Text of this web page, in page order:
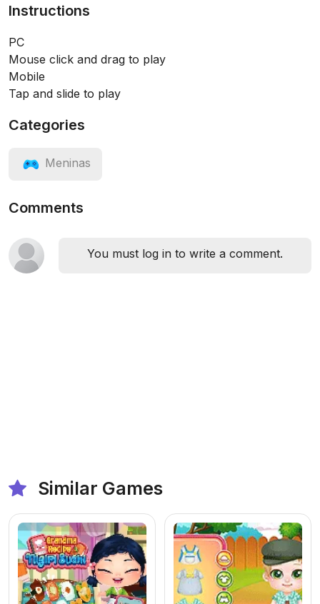
Instructions
PC
Mouse click and drag to play
Mobile
Tap and slide to play
Categories
Meninas
Comments
You must log in to write a comment.
Similar Games